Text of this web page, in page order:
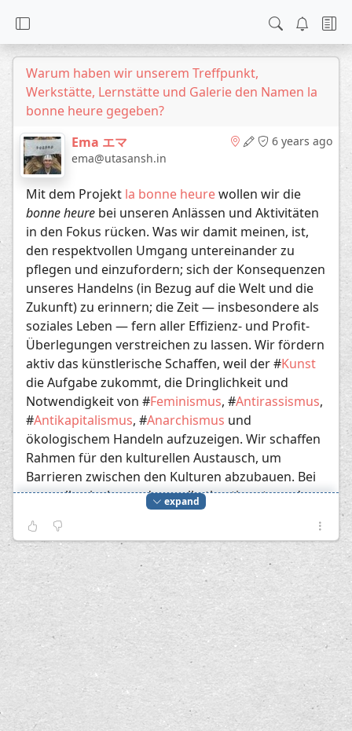
Warum haben wir unserem Treffpunkt,
Werkstätte, Lernstätte und Galerie den Namen la
bonne heure gegeben?
6 years ago
Ema エマ
ema@utasansh.in
Mit dem Projekt la bonne heurewollen wir die
bonne heure bei unseren Anlässen und Aktivitäten
in den Fokus rücken. Was wir damit meinen, ist,
den respektvollen Umgang untereinander zu
pflegen und einzufordern; sich der Konsequenzen
unseres Handelns (in Bezug auf die Welt und die
Zukunft) zu erinnern; die Zeit — insbesondere als
soziales Leben — fern aller Effizienz- und Profit-
Überlegungen verstreichen zu lassen. Wir fördern
aktiv das künstlerische Schaffen, weil der #Kunst
die Aufgabe zukommt, die Dringlichkeit und
Notwendigkeit von #Feminismus, #Antirassismus,
#Antikapitalismus, #Anarchismus und
ökologischem Handeln aufzuzeigen. Wir schaffen
Rahmen für den kulturellen Austausch, um
Barrieren zwischen den Kulturen abzubauen. Bei
uns sollen insbesondere selbstbestimmte und
ethisch korrekte Ideen und Techniken für den
privaten und beruflichen Alltag untereinander
geteilt werden. So können wir früh schlafen gehen
Prousts "Auf der Suche nach der verlorenen
Zeit" beginnt bezeichnenderweise mit dem
Wort: "Longtemps, je me suis couché de bonne
heure" (Lange Zeit bin ich früh schlafen
gegangen). Die deutsche Übersetzung bringt
die "bonne heure" ganz zum Verschwinden. Es
handelt sich um ein weitreichendes Wort über
Zeit und Glück (bonheur). Die bonne heure, die
gute Zeit ist das Gegenbild der schlechten
expand